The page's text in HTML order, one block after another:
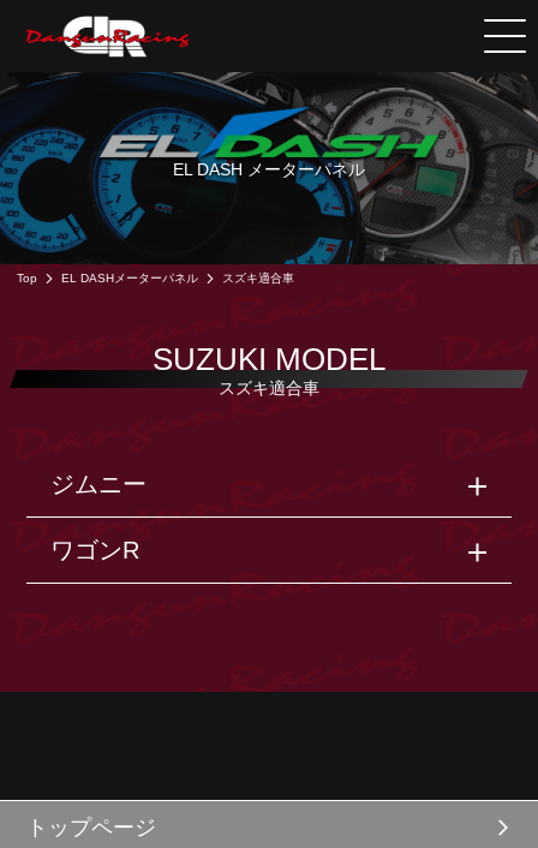
EL DASH メーターパネル
Top EL DASHメーターパネル スズキ適合車
SUZUKI MODEL
スズキ適合車
ジムニー
ワゴンR
トップページ